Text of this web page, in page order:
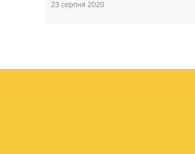
23 серпня 2020